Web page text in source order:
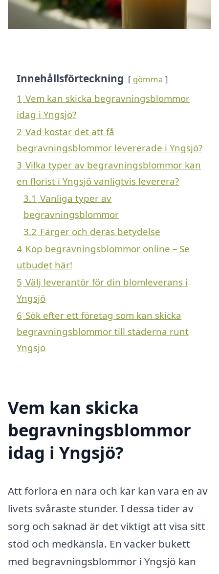
Innehållsförteckning gömma
1 Vem kan skicka begravningsblommor
idag i Yngsjö?
2 Vad kostar det att få
begravningsblommor levererade i Yngsjö?
3 Vilka typer av begravningsblommor kan
en florist i Yngsjö vanligtvis leverera?
3.1 Vanliga typer av
begravningsblommor
3.2 Färger och deras betydelse
4 Köp begravningsblommor online – Se
utbudet här!
5 Välj leverantör för din blomleverans i
Yngsjö
6 Sök efter ett företag som kan skicka
begravningsblommor till städerna runt
Yngsjö
Vem kan skicka
begravningsblommor
idag i Yngsjö?
Att förlora en nära och kär kan vara en av
livets svåraste stunder. I dessa tider av
sorg och saknad är det viktigt att visa sitt
stöd och medkänsla. En vacker bukett
med begravningsblommor i Yngsjö kan